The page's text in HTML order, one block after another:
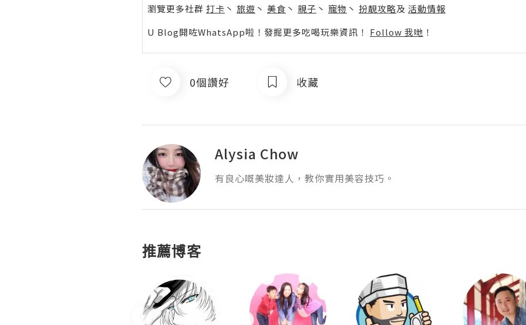
瀏覽更多社群 打卡 丶 旅遊 丶 美食 丶 親子 丶 寵物 丶 扮靚攻略及 活動情報
U Blog開咗WhatsApp啦！發掘更多吃喝玩樂資訊！ Follow 我哋 ！
0個讚好 收藏
Alysia Chow
有良心嘅美妝達人，教你實用美容技巧。
推薦博客